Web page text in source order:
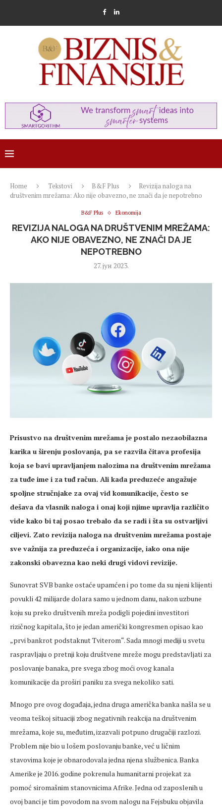
Home Tekstovi B&F Plus
Revizija naloga na
društvenim mrežama: Ako nije obavezno, ne znači da je nepotrebno
B&F Plus Ekonomija
REVIZIJA NALOGA NA DRUŠTVENIM MREŽAMA:
AKO NIJE OBAVEZNO, NE ZNAČI DA JE
NEPOTREBNO
27. јун 2023.
Prisustvo na društvenim mrežama je postalo nezaobilazna
karika u širenju poslovanja, pa se razvila čitava profesija
koja se bavi upravljanjem nalozima na društvenim mrežama
za tuđe ime i za tuđ račun. Ali kada preduzeće angažuje
spoljne stručnjake za ovaj vid komunikacije, često se
dešava da vlasnik naloga i onaj koji njime upravlja različito
vide kako bi taj posao trebalo da se radi i šta su ostvarljivi
ciljevi. Zato revizija naloga na društvenim mrežama postaje
sve važnija za preduzeća i organizacije, iako ona nije
zakonski obavezna kao neki drugi vidovi revizije.
Sunovrat SVB banke ostaće upamćen i po tome da su njeni klijenti
povukli 42 milijarde dolara samo u jednom danu, nakon uzbune
koju su preko društvenih mreža podigli pojedini investitori
rizičnog kapitala, što je jedan američki kongresmen opisao kao
„prvi bankrot podstaknut Tviterom“. Sada mnogi mediji u svetu
raspravljaju o pretnji koju društvene mreže mogu predstavljati za
poslovanje banaka, pre svega zbog moći ovog kanala
komunikacije da proširi paniku za svega nekoliko sati.
Mnogo pre ovog događaja, jedna druga američka banka našla se u
veoma teškoj situaciji zbog negativnih reakcija na društvenim
mrežama, koje su, međutim, izazvali potpuno drugačiji razlozi.
Problem nije bio u lošem poslovanju banke, već u ličnim
stavovima koje je obnarodovala jedna njena službenica. Banka
Amerike je 2016. godine pokrenula humanitarni projekat za
pomoć siromašnim stanovnicima Afrike. Jedna od zaposlenih u
ovoj banci je tim povodom na svom nalogu na Fejsbuku objavila